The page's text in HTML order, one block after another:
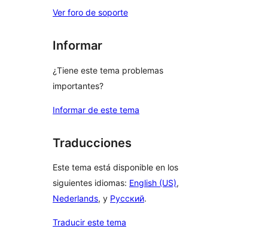
Ver foro de soporte
Informar
¿Tiene este tema problemas
importantes?
Informar de este tema
Traducciones
Este tema está disponible en los
siguientes idiomas: English (US),
Nederlands, y Русский.
Traducir este tema